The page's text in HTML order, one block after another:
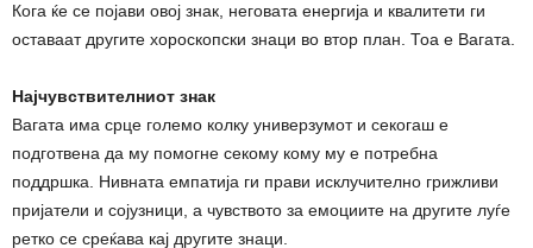
Кога ќе се појави овој знак, неговата енергија и квалитети ги
оставаат другите хороскопски знаци во втор план. Тоа е Вагата.
Најчувствителниот знак
Вагата има срце големо колку универзумот и секогаш е
подготвена да му помогне секому кому му е потребна
поддршка. Нивната емпатија ги прави исклучително грижливи
пријатели и сојузници, а чувството за емоциите на другите луѓе
ретко се среќава кај другите знаци.